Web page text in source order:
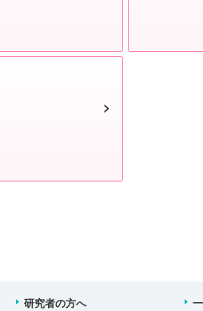
研究者の方へ